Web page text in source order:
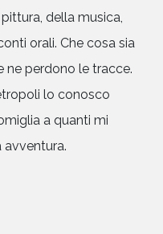
della musica,
orali. Che cosa sia
ne perdono le tracce.
lo conosco
a quanti mi